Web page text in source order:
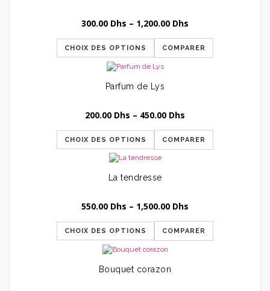
300.00 Dhs – 1,200.00 Dhs
CHOIX DES OPTIONS COMPARER
Parfum de Lys
200.00 Dhs – 450.00 Dhs
CHOIX DES OPTIONS COMPARER
La tendresse
550.00 Dhs – 1,500.00 Dhs
CHOIX DES OPTIONS COMPARER
Bouquet corazon